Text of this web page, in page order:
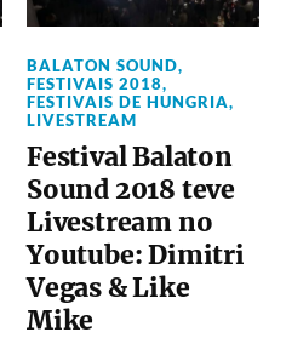
BALATON SOUND,
FESTIVAIS 2018,
FESTIVAIS DE HUNGRIA,
LIVESTREAM
Festival Balaton
Sound 2018 teve
Livestream no
Youtube: Dimitri
Vegas & Like
Mike